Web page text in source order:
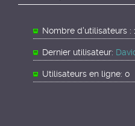
Nombre d'utilisateurs :
Dernier utilisateur:
Utilisateurs en ligne: 0